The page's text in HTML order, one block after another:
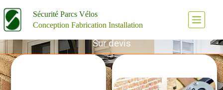
Sécurité Parcs Vélos
Conception Fabrication Installation
Sur devis